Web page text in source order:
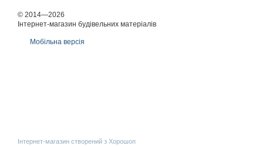
© 2014—2026
Інтернет-магазин будівельних матеріалів
Мобільна версія
Інтернет-магазин створений з Хорошоп